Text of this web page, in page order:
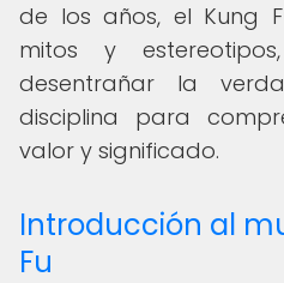
de los años, el Kung
mitos y
desentrañar la
disciplina para
valor y significado.
Introducción al
Fu